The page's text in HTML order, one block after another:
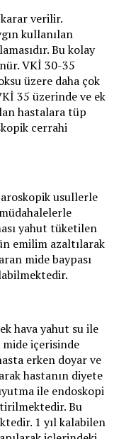
karar verilir.
kullanılan
Bu kolay
VKİ 30-35
üzere daha çok
35 üzerinde ve ek
hastalara tüp
cerrahi
usullerle
yahut tüketilen
emilim azaltılarak
mide baypası
hava yahut su ile
içerisinde
erken doyar ve
hastanın diyete
ile endoskopi
Bu
1 yıl kalabilen